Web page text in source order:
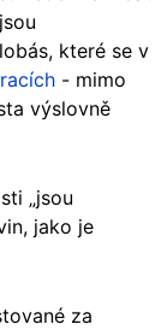
které se v
- mimo
výslovně
„jsou
jako je
za